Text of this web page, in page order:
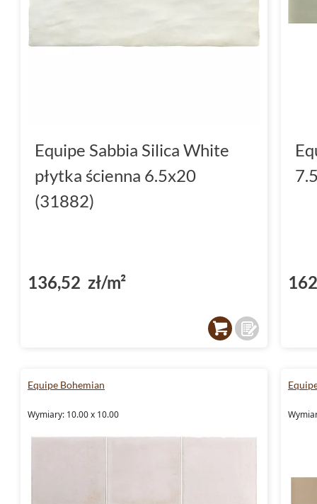
Equipe Sabbia Silica White
płytka ścienna 6.5x20
(31882)
136,52 zł/m²
Equipe Bohemian
Wymiary: 10.00 x 10.00